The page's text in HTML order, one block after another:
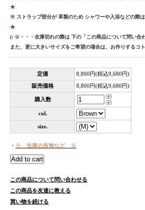
★
※ ストラップ部分が 革製のため シャワーや入浴などの際
★
(: ☆・・・在庫切れの際は 下の「この商品について問い合
また、更に大きいサイズをご希望の場合は、お作りするコ
定価
8,800円(税込9,680円)
販売価格
8,800円(税込9,680円)
購入数
col.
size.
・ ※ 在庫の有無など ※
この商品について問い合わせる
この商品を友達に教える
買い物を続ける